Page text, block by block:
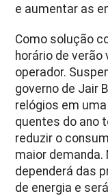
e aumentar as
Como solução
horário de
operador.
governo de Jair
relógios em
quentes do ano
reduzir o
maior demanda.
dependerá das
de energia e